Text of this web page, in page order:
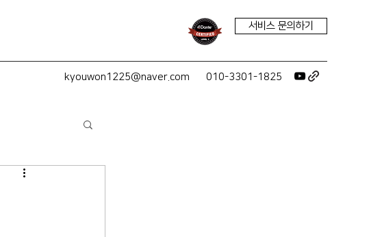
서비스 문의하기
kyouwon1225@naver.com 010-3301-1825